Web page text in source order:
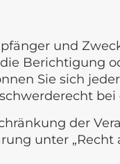
und
Berichtigung
Sie sich
der
unter „Recht